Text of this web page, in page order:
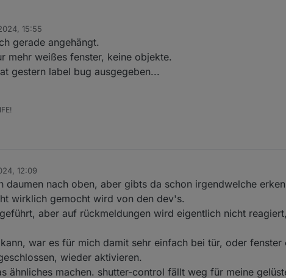
issues/1691
15:55
gerade angehängt.
mehr weißes fenster, keine objekte.
gestern label bug ausgegeben...
12:09
daumen nach oben, aber gibts da schon irgendwelche
wirklich gemocht wird von den dev's.
aber auf rückmeldungen wird eigentlich nicht
war es für mich damit sehr einfach bei tür, oder fenster
wieder aktivieren.
ähnliches machen. shutter-control fällt weg für meine